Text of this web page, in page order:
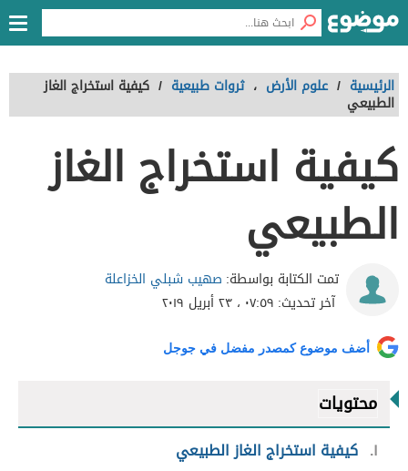
الرئيسية / علوم الأرض ، ثروات طبيعية / كيفية استخراج الغاز
الطبيعي
كيفية استخراج الغاز
الطبيعي
تمت الكتابة بواسطة: صهيب شبلي الخزاعلة
آخر تحديث: ٠٧:٥٩ ، ٢٣ أبريل ٢٠١٩
أضف موضوع كمصدر مفضل في جوجل
محتويات
١ كيفية استخراج الغاز الطبيعي